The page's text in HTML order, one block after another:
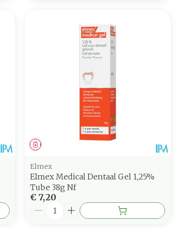
Geneesmiddel
Elmex
Elmex Medical Dentaal Gel 1,25%
Tube 38g Nf
€ 7,20
Aantal